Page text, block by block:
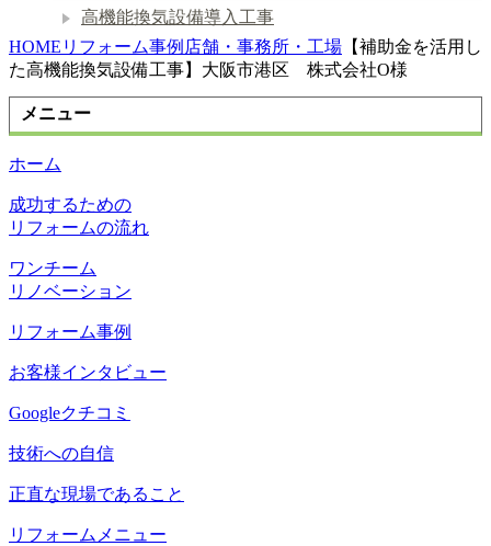
高機能換気設備導入工事
HOME リフォーム事例 店舗・事務所・工場 【補助金を活用し
た高機能換気設備工事】大阪市港区 株式会社O様
メニュー
ホーム
成功するための
リフォームの流れ
ワンチーム
リノベーション
リフォーム事例
お客様インタビュー
Googleクチコミ
技術への自信
正直な現場であること
リフォームメニュー